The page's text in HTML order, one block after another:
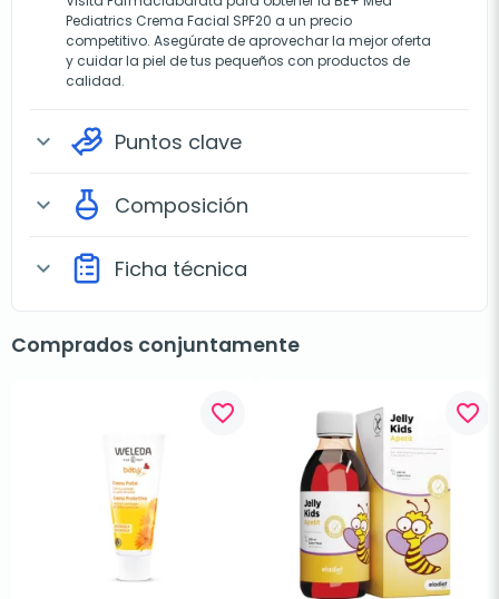
Pediatrics Crema Facial SPF20 a un precio
competitivo. Asegúrate de aprovechar la mejor oferta
y cuidar la piel de tus pequeños con productos de
calidad.
expand_more Puntos clave
expand_more Composición
expand_more Ficha técnica
Comprados conjuntamente
favorite_border favorite_border